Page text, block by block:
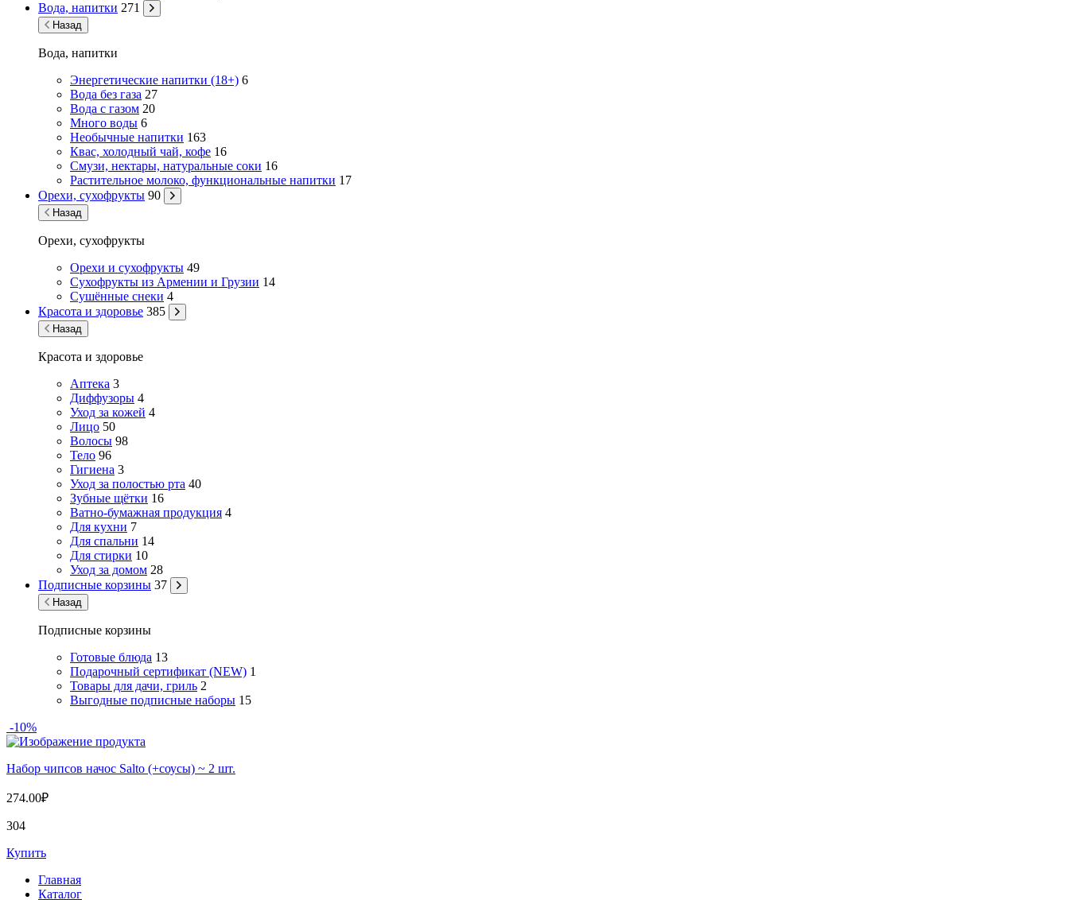
Вода, напитки 271
Назад
Вода, напитки
Энергетические напитки (18+) 6
Вода без газа 27
Вода с газом 20
Много воды 6
Необычные напитки 163
Квас, холодный чай, кофе 16
Смузи, нектары, натуральные соки 16
Растительное молоко, функциональные напитки 17
Орехи, сухофрукты 90
Назад
Орехи, сухофрукты
Орехи и сухофрукты 49
Сухофрукты из Армении и Грузии 14
Сушённые снеки 4
Красота и здоровье 385
Назад
Красота и здоровье
Аптека 3
Диффузоры 4
Уход за кожей 4
Лицо 50
Волосы 98
Тело 96
Гигиена 3
Уход за полостью рта 40
Зубные щётки 16
Ватно-бумажная продукция 4
Для кухни 7
Для спальни 14
Для стирки 10
Уход за домом 28
Подписные корзины 37
Назад
Подписные корзины
Готовые блюда 13
Подарочный сертификат (NEW) 1
Товары для дачи, гриль 2
Выгодные подписные наборы 15
-10%
Набор чипсов начос Salto (+соусы) ~ 2 шт.
274.00₽
304
Купить
Главная
Каталог